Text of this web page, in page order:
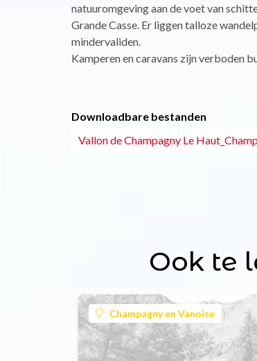
natuuromgeving aan de voet van
Grande Casse. Er liggen talloze
mindervaliden.
Kamperen en caravans zijn verboden
Downloadbare bestanden
Vallon de Champagny Le
Ook te
Champagny en Vanoise